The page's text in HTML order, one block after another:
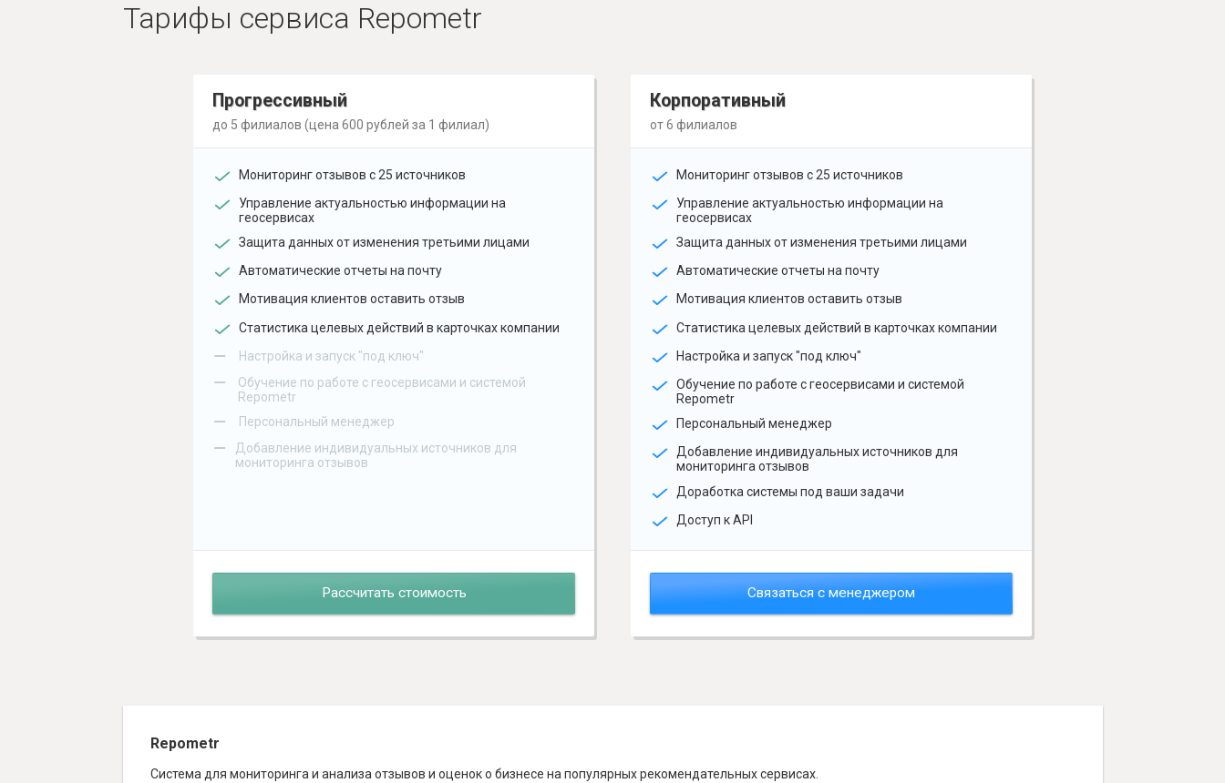
Тарифы сервиса Repometr
Прогрессивный
до 5 филиалов (цена 600 рублей за 1 филиал)
Мониторинг отзывов с 25 источников
Управление актуальностью информации на
геосервисах
Защита данных от изменения третьими лицами
Автоматические отчеты на почту
Мотивация клиентов оставить отзыв
Статистика целевых действий в карточках компании
– Настройка и запуск "под ключ"
–
Обучение по работе с геосервисами и системой
Repometr
– Персональный менеджер
–
Добавление индивидуальных источников для
мониторинга отзывов
Рассчитать стоимость
Корпоративный
от 6 филиалов
Мониторинг отзывов с 25 источников
Управление актуальностью информации на
геосервисах
Защита данных от изменения третьими лицами
Автоматические отчеты на почту
Мотивация клиентов оставить отзыв
Статистика целевых действий в карточках компании
Настройка и запуск "под ключ"
Обучение по работе с геосервисами и системой
Repometr
Персональный менеджер
Добавление индивидуальных источников для
мониторинга отзывов
Доработка системы под ваши задачи
Доступ к API
Связаться с менеджером
Repometr
Система для мониторинга и анализа отзывов и оценок о бизнесе на популярных рекомендательных сервисах.